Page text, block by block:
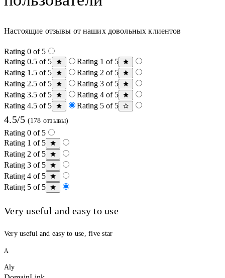
Настоящие отзывы от наших довольных клиентов
Rating 0 of 5
Rating 0.5 of 5
Rating 1 of 5
Rating 1.5 of 5
Rating 2 of 5
Rating 2.5 of 5
Rating 3 of 5
Rating 3.5 of 5
Rating 4 of 5
Rating 4.5 of 5
Rating 5 of 5
4.5/5 (178 отзывы)
Rating 0 of 5
Rating 1 of 5
Rating 2 of 5
Rating 3 of 5
Rating 4 of 5
Rating 5 of 5
Very useful and easy to use
Very useful and easy to use, five star
A
Aly